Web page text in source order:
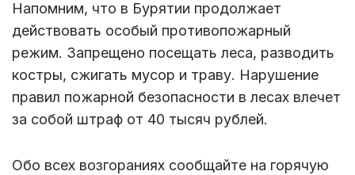
Напомним, что в Бурятии продолжает
действовать особый противопожарный
режим. Запрещено посещать леса, разводить
костры, сжигать мусор и траву. Нарушение
правил пожарной безопасности в лесах влечет
за собой штраф от 40 тысяч рублей.
Обо всех возгораниях сообщайте на горячую